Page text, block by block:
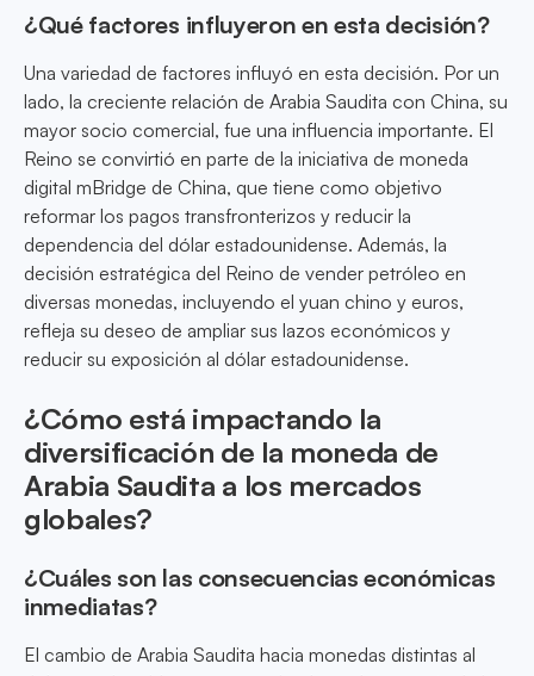
¿Qué factores influyeron en esta decisión?
Una variedad de factores influyó en esta decisión. Por un
lado, la creciente relación de Arabia Saudita con China, su
mayor socio comercial, fue una influencia importante. El
Reino se convirtió en parte de la iniciativa de moneda
digital mBridge de China, que tiene como objetivo
reformar los pagos transfronterizos y reducir la
dependencia del dólar estadounidense. Además, la
decisión estratégica del Reino de vender petróleo en
diversas monedas, incluyendo el yuan chino y euros,
refleja su deseo de ampliar sus lazos económicos y
reducir su exposición al dólar estadounidense.
¿Cómo está impactando la
diversificación de la moneda de
Arabia Saudita a los mercados
globales?
¿Cuáles son las consecuencias económicas
inmediatas?
El cambio de Arabia Saudita hacia monedas distintas al